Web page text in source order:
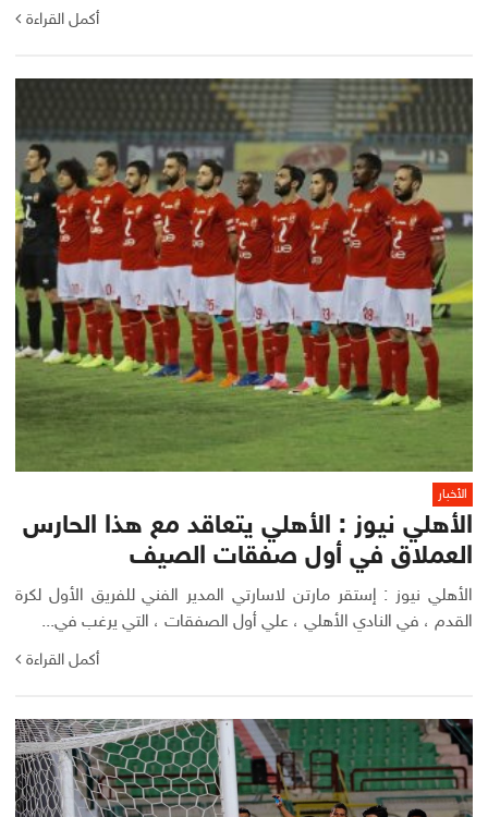
أكمل القراءة
الأخبار
الأهلي نيوز : الأهلي يتعاقد مع هذا الحارس
العملاق في أول صفقات الصيف
الأهلي نيوز : إستقر مارتن لاسارتي المدير الفني للفريق الأول لكرة
القدم ، في النادي الأهلي ، علي أول الصفقات ، التي يرغب في...
أكمل القراءة